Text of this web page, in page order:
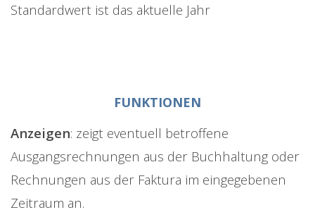
Standardwert ist das aktuelle Jahr
FUNKTIONEN
Anzeigen: zeigt eventuell betroffene
Ausgangsrechnungen aus der Buchhaltung oder
Rechnungen aus der Faktura im eingegebenen
Zeitraum an.